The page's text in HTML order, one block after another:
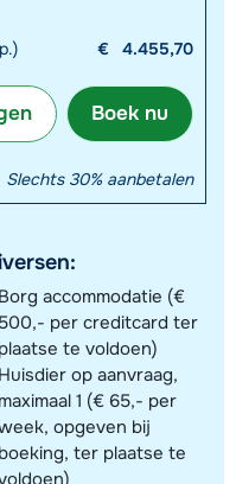
€ 4.455,70
Boek nu
Slechts 30% aanbetalen
Borg accommodatie (€
500,- per creditcard ter
plaatse te voldoen)
Huisdier op aanvraag,
maximaal 1 (€ 65,- per
opgeven bij
boeking, ter plaatse te